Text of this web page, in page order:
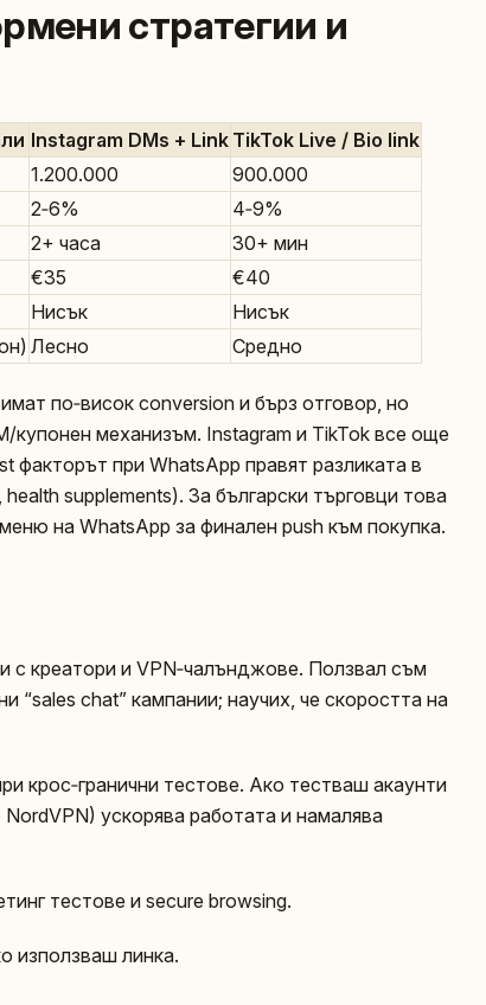
стратегии и
Instagram DMs + Link TikTok Live / Bio link
1.200.000
900.000
2‑6%
4‑9%
2+ часа
30+ мин
€35
€40
Нисък
Нисък
Лесно Средно
по‑висок conversion и бърз отговор, но
купонен механизъм. Instagram и TikTok все още
факторът при WhatsApp правят разликата в
supplements). За български търговци това
на WhatsApp за финален push към покупка.
с креатори и VPN‑чалънджове. Ползвал съм
“sales chat” кампании; научих, че скоростта на
крос‑гранични тестове. Ако тестваш акаунти
ускорява работата и намалява
тестове и secure browsing.
използваш линка.